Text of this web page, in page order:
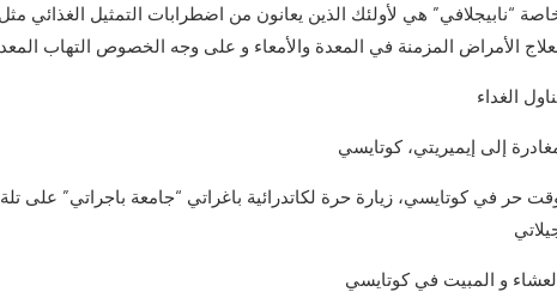
“نابيجلافي” هي لأولئك الذين يعانون من اضطرابات التمثيل الغذائي
الأمراض المزمنة في المعدة والأمعاء و على وجه الخصوص التهاب
الغداء
إلى إيميريتي، كوتايسي
حر في كوتايسي، زيارة حرة لكاتدرائية باغراتي “جامعة باجراتي” على
و المبيت في كوتايسي